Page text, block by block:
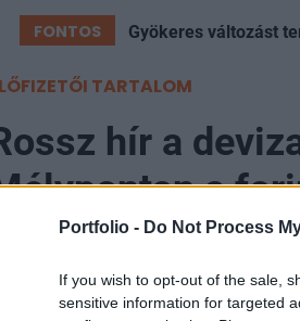
Portfolio - Do Not Process
If you wish to opt-out of the sale,
sensitive information for targeted
FONTOS Gyökeres változást
TARTALOM
hír a
a
december 17. 04:45